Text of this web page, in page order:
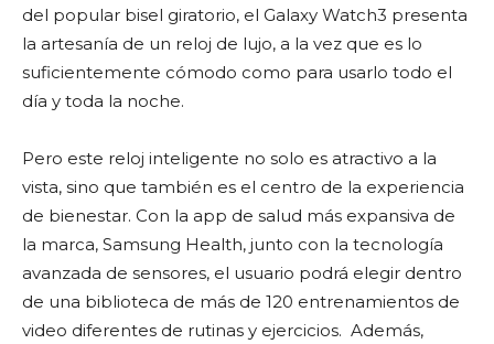
del popular bisel giratorio, el Galaxy Watch3 presenta
la artesanía de un reloj de lujo, a la vez que es lo
suficientemente cómodo como para usarlo todo el
día y toda la noche.
Pero este reloj inteligente no solo es atractivo a la
vista, sino que también es el centro de la experiencia
de bienestar. Con la app de salud más expansiva de
la marca, Samsung Health, junto con la tecnología
avanzada de sensores, el usuario podrá elegir dentro
de una biblioteca de más de 120 entrenamientos de
video diferentes de rutinas y ejercicios. Además,